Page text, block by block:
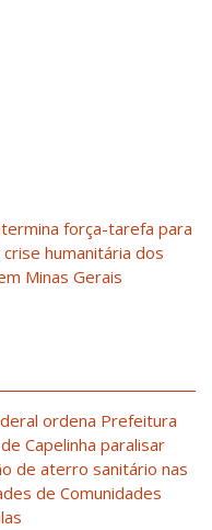
força-tarefa para
humanitária dos
Minas Gerais
ordena Prefeitura
Capelinha paralisar
de aterro sanitário nas
de Comunidades